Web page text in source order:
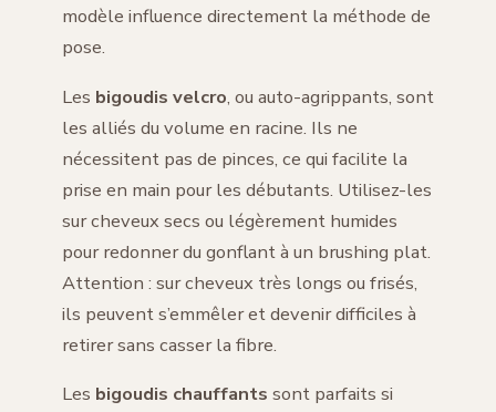
modèle influence directement la méthode de
pose.
Les bigoudis velcro, ou auto-agrippants, sont
les alliés du volume en racine. Ils ne
nécessitent pas de pinces, ce qui facilite la
prise en main pour les débutants. Utilisez-les
sur cheveux secs ou légèrement humides
pour redonner du gonflant à un brushing plat.
Attention : sur cheveux très longs ou frisés,
ils peuvent s’emmêler et devenir difficiles à
retirer sans casser la fibre.
Les bigoudis chauffants sont parfaits si